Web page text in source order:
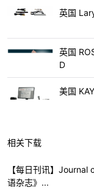
英国
英国
D
美国
相关下载
【每日刊讯】
语杂志》...